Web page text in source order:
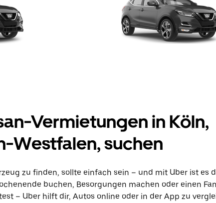
Vermietungen in Köln,
Westfalen, suchen
zu finden, sollte einfach sein – und mit Uber ist es
buchen, Besorgungen machen oder einen
– Uber hilft dir, Autos online oder in der App zu